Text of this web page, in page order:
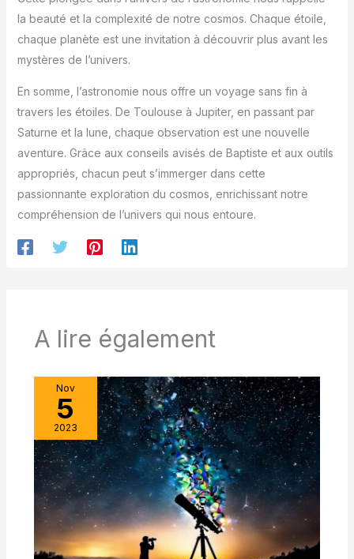
la beauté et la complexité de notre cosmos. Chaque étoile,
chaque planète est une invitation à découvrir plus avant les
mystères de l’univers.
En somme, l’astronomie nous offre un voyage sans fin à
travers les étoiles. De Toulouse à Jupiter, en passant par
Saturne et la lune, chaque observation est une nouvelle
aventure. Grâce aux conseils avisés de Baptiste et aux outils
appropriés, chacun peut s’immerger dans cette
passionnante exploration du cosmos, enrichissant notre
compréhension de l’univers qui nous entoure.
A lire également
Nov
5
2023